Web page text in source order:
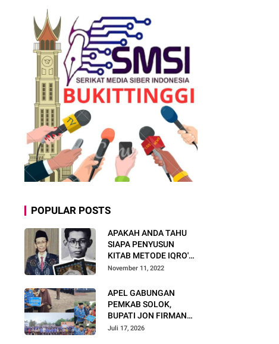
POPULAR POSTS
APAKAH ANDA TAHU
SIAPA PENYUSUN
KITAB METODE IQRO'?
INI BIOGRAFI KH. AS'AD
November 11, 2022
APEL GABUNGAN
PEMKAB SOLOK,
BUPATI JON FIRMAN
PANDU TEKANKAN ASN
Juli 17, 2026